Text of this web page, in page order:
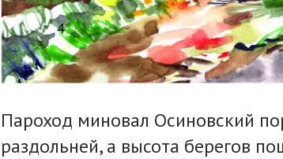
Пароход миновал Осиновский
раздольней, а высота берегов